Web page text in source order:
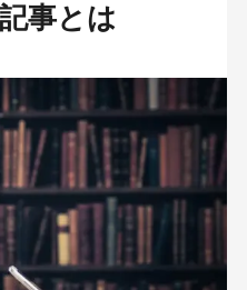
にかかるコストが抑え
コツ
認する
ルをつける
字ほど
する
事とは